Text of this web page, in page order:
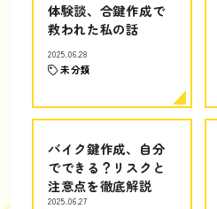
体験談、合鍵作成で
救われた私の話
2025.06.28
未分類
バイク鍵作成、自分
でできる？リスクと
注意点を徹底解説
2025.06.27